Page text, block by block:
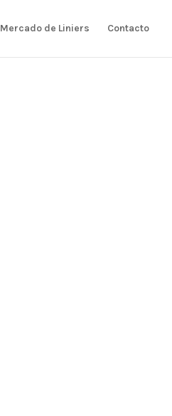
Mercado de Liniers Contacto